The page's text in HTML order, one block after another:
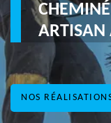
NOS
ARTISAN